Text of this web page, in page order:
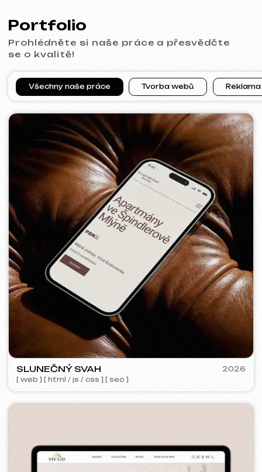
KO CO
[ bannery ] [ meta ads reklama ] [ google ads reklama ]
2025-26
KINȮE WORLD
[ web ] [ meta ads reklama ]